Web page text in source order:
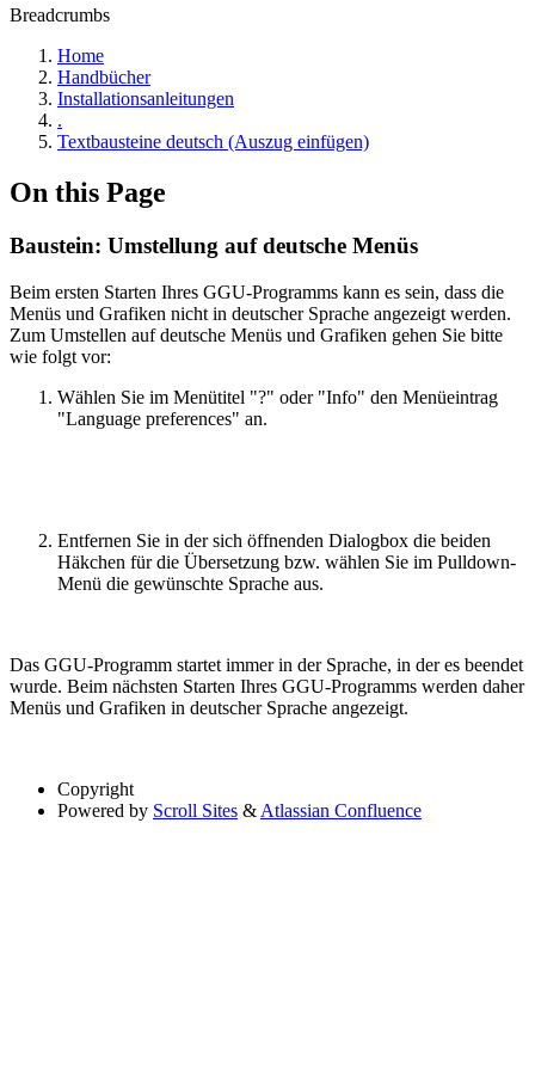
Breadcrumbs
Home
Handbücher
Installationsanleitungen
.
Textbausteine deutsch (Auszug einfügen)
On this Page
Baustein: Umstellung auf deutsche Menüs
Beim ersten Starten Ihres GGU-Programms kann es sein, dass die
Menüs und Grafiken nicht in deutscher Sprache angezeigt werden.
Zum Umstellen auf deutsche Menüs und Grafiken gehen Sie bitte
wie folgt vor:
Wählen Sie im Menütitel "?" oder "Info" den Menüeintrag
"Language preferences" an.
Entfernen Sie in der sich öffnenden Dialogbox die beiden
Häkchen für die Übersetzung bzw. wählen Sie im Pulldown-
Menü die gewünschte Sprache aus.
Das GGU-Programm startet immer in der Sprache, in der es beendet
wurde. Beim nächsten Starten Ihres GGU-Programms werden daher
Menüs und Grafiken in deutscher Sprache angezeigt.
Copyright
Powered by Scroll Sites & Atlassian Confluence